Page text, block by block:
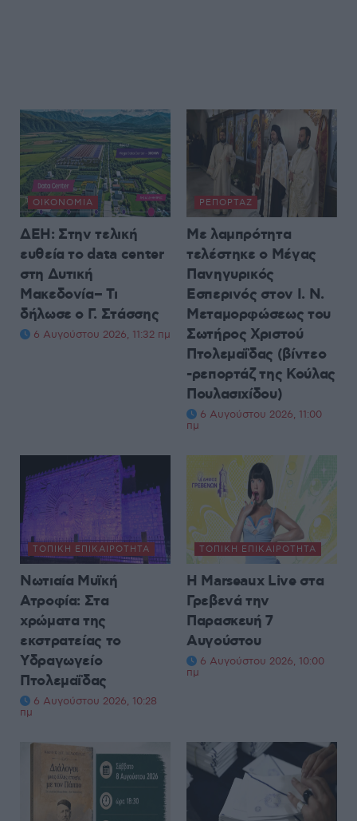
ΟΙΚΟΝΟΜΊΑ
ΔΕΗ: Στην τελική
ευθεία το data center
στη Δυτική
Μακεδονία– Τι
δήλωσε ο Γ. Στάσσης
6 Αυγούστου 2026, 11:32 πμ
ΡΕΠΟΡΤΆΖ
Με λαμπρότητα
τελέστηκε ο Μέγας
Πανηγυρικός
Εσπερινός στον Ι. Ν.
Μεταμορφώσεως του
Σωτήρος Χριστού
Πτολεμαΐδας (βίντεο
-ρεπορτάζ της Κούλας
Πουλασιχίδου)
6 Αυγούστου 2026, 11:00
πμ
ΤΟΠΙΚΉ ΕΠΙΚΑΙΡΌΤΗΤΑ
Νωτιαία Μυϊκή
Ατροφία: Στα
χρώματα της
εκστρατείας το
Υδραγωγείο
Πτολεμαΐδας
6 Αυγούστου 2026, 10:28
πμ
ΤΟΠΙΚΉ ΕΠΙΚΑΙΡΌΤΗΤΑ
H Marseaux Live στα
Γρεβενά την
Παρασκευή 7
Αυγούστου
6 Αυγούστου 2026, 10:00
πμ